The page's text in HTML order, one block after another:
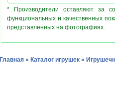
* Производители оставляют за
функциональных и качественных
представленных на фотографиях.
Главная » Каталог игрушек »